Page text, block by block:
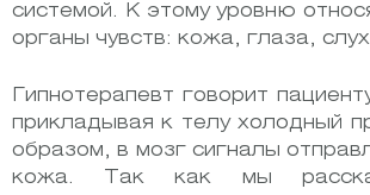
системой. К этому уровню
органы чувств: кожа, глаза, слух
Гипнотерапевт говорит
прикладывая к телу холодный
образом, в мозг сигналы
кожа. Так как мы